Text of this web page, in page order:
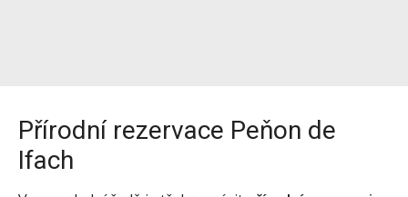
Přírodní rezervace Peňon de
Ifach